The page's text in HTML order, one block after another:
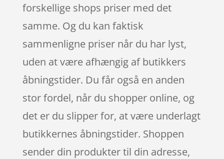
forskellige shops priser med det
samme. Og du kan faktisk
sammenligne priser når du har lyst,
uden at være afhængig af butikkers
åbningstider. Du får også en anden
stor fordel, når du shopper online, og
det er du slipper for, at være underlagt
butikkernes åbningstider. Shoppen
sender din produkter til din adresse,